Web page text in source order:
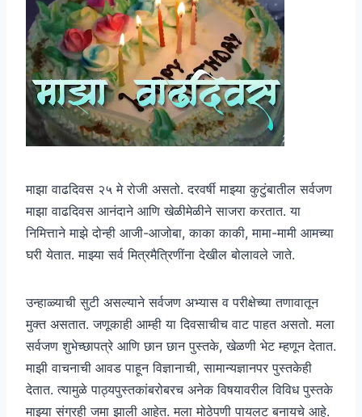
माझा वाढदिवस २५ मे रोजी असतो. दरवर्षी माझ्या कुटुंबातील सर्वजण
माझा वाढदिवस आनंदाने आणि खेळीमेळीने साजरा करतात. या
निमित्ताने माझे दोन्ही आजी-आजोबा, काका काकी, मामा-मामी आमच्या
घरी येतात. माझ्या सर्व मित्रमैत्रिणींना देखील बोलावले जाते.
उन्हाळ्याची सुटी असल्याने सर्वजण अभ्यास व परीक्षेच्या तणावातून
मुक्त असतात. जणूकाही आम्ही या दिवसाचीच वाट पाहत असतो. मला
सर्वजण शुभेच्छापत्रे आणि छान छान पुस्तके, खेळणी भेट म्हणून देतात.
माझी वाचनाची आवड पाहून विज्ञानाची, सामान्यज्ञानपर पुस्तकेही
देतात. त्यामुळे पाठ्यपुस्तकांबरोबरच अनेक विषयावरील विविध पुस्तके
माझ्या संग्रही जमा झाली आहेत. मला मोठेपणी पायलट बनायचे आहे.